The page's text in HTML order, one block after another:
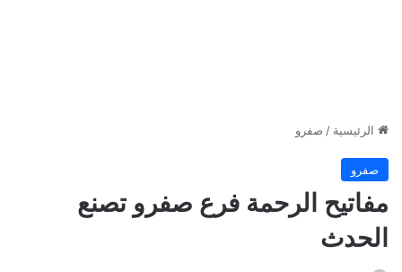
الرئيسية / صفرو
صفرو
مفاتيح الرحمة فرع صفرو تصنع
الحدث